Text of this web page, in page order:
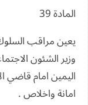
المادة 39
يعين مراقب
وزير الشئون
اليمين امام
امانة واخلاص .